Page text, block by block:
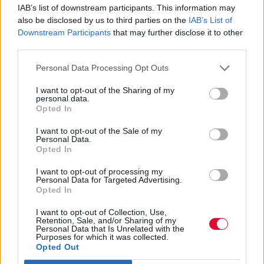
IAB’s list of downstream participants. This information may
also be disclosed by us to third parties on the IAB’s List of
Downstream Participants that may further disclose it to other
Personal Data Processing Opt Outs
I want to opt-out of the Sharing of my
personal data.
Opted In
I want to opt-out of the Sale of my
Personal Data.
Opted In
I want to opt-out of processing my
Personal Data for Targeted Advertising.
Opted In
I want to opt-out of Collection, Use,
Retention, Sale, and/or Sharing of my
Personal Data that Is Unrelated with the
Purposes for which it was collected.
Opted Out
Για τους λάτρεις της λογοτεχνίας των μεγάλων
κοινωνικών προβλημάτων και δη αυτού της
πρώτο που απέσπασε βραβείο Booker για
μαύρη συγγραφέα- είναι το μεγάλο “must” του
φετινού καλοκαιριού. Η νιγηριανής καταγωγής
αγγλίδα συγγραφέας μπαίνει στο σώμα, την
ψυχή και το νου δώδεκα Βρετανίδων, από κάθε
πιθανή κοινωνική και εργασιακή κάστα, οι
περισσότερες με καταγωγή από την Αφρική ή
τη Λατινική Αμερική, για να αφηγηθεί τις
προσωπικές τους ιστορίες που αναδεικνύουν